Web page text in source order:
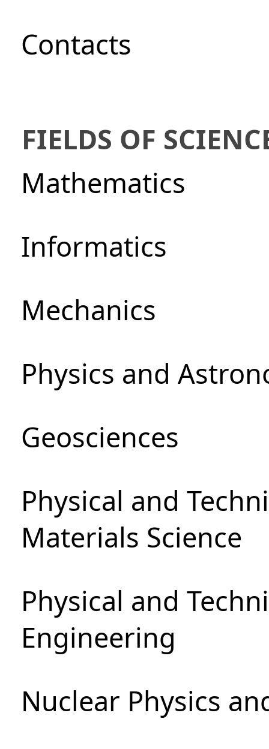
Сontacts
FIELDS OF
Mathematics
Informatics
Mechanics
Physics and
Geosciences
Physical and
Materials Science
Physical and
Engineering
Nuclear Physics